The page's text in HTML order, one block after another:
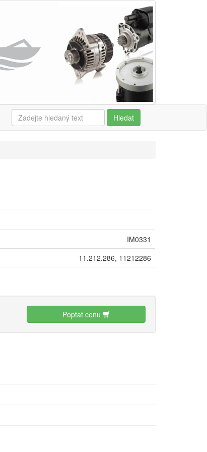
Hledat
IM0331
11.212.286, 11212286
Poptat cenu